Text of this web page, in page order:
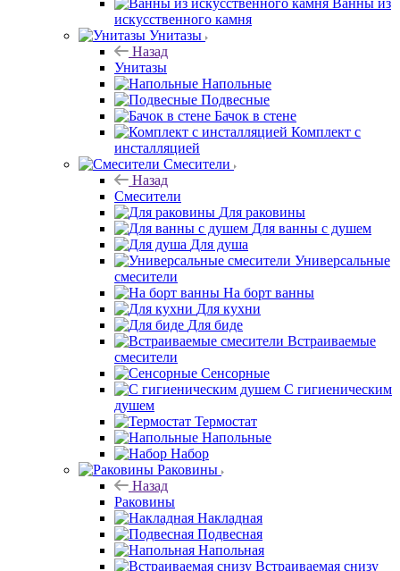
Ванны из
искусственного камня
Унитазы
Назад
Унитазы
Напольные
Подвесные
Бачок в стене
Комплект с
инсталляцией
Смесители
Назад
Смесители
Для раковины
Для ванны с душем
Для душа
Универсальные
смесители
На борт ванны
Для кухни
Для биде
Встраиваемые
смесители
Сенсорные
С гигиеническим
душем
Термостат
Напольные
Набор
Раковины
Назад
Раковины
Накладная
Подвесная
Напольная
Встраиваемая снизу